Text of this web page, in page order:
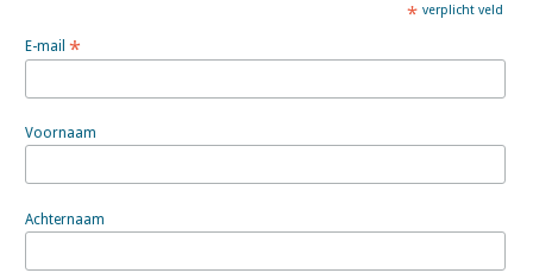
*verplicht veld
E-mail *
Voornaam
Achternaam